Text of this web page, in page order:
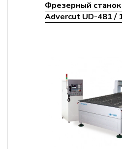
Фрезерный
Advercut UD-481 /